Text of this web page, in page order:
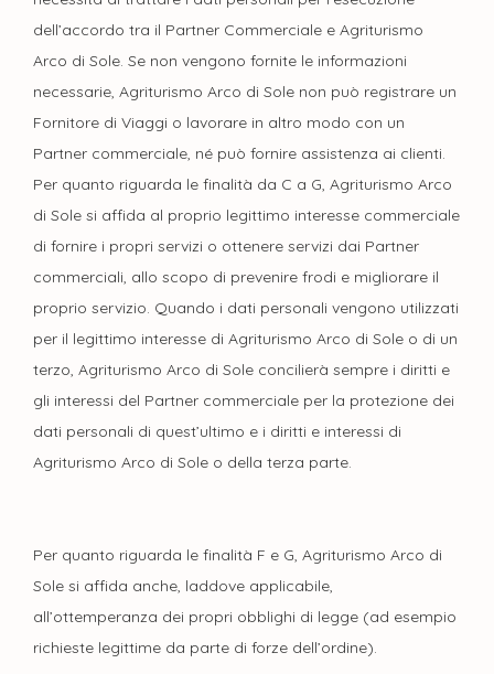
dell’accordo tra il Partner Commerciale e Agriturismo
Arco di Sole. Se non vengono fornite le informazioni
necessarie, Agriturismo Arco di Sole non può registrare un
Fornitore di Viaggi o lavorare in altro modo con un
Partner commerciale, né può fornire assistenza ai clienti.
Per quanto riguarda le finalità da C a G, Agriturismo Arco
di Sole si affida al proprio legittimo interesse commerciale
di fornire i propri servizi o ottenere servizi dai Partner
commerciali, allo scopo di prevenire frodi e migliorare il
proprio servizio. Quando i dati personali vengono utilizzati
per il legittimo interesse di Agriturismo Arco di Sole o di un
terzo, Agriturismo Arco di Sole concilierà sempre i diritti e
gli interessi del Partner commerciale per la protezione dei
dati personali di quest’ultimo e i diritti e interessi di
Agriturismo Arco di Sole o della terza parte.
Per quanto riguarda le finalità F e G, Agriturismo Arco di
Sole si affida anche, laddove applicabile,
all’ottemperanza dei propri obblighi di legge (ad esempio
richieste legittime da parte di forze dell’ordine).